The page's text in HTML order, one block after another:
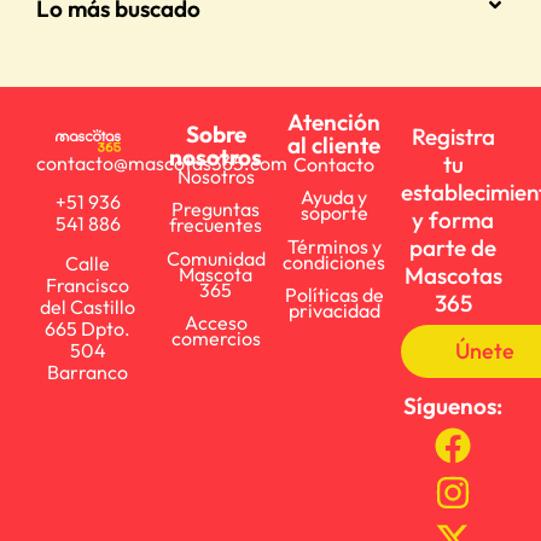
Lo más buscado
contacto@mascotas365.com
+51 936
541 886
Calle
Francisco
del Castillo
665 Dpto.
504
Barranco
Sobre
nosotros
Nosotros
Preguntas
frecuentes
Comunidad
Mascota
365
Acceso
comercios
Atención
al cliente
Contacto
Ayuda y
soporte
Términos y
condiciones
Políticas de
privacidad
Registra
tu
y forma
parte de
Mascotas
365
Únete
Síguenos: